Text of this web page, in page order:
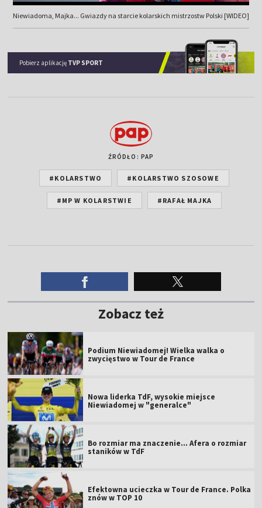
Niewiadoma, Majka... Gwiazdy na starcie kolarskich mistrzostw Polski [WIDEO]
Pobierz aplikację TVP SPORT
ŹRÓDŁO: PAP
#KOLARSTWO #KOLARSTWO SZOSOWE
#MP W KOLARSTWIE #RAFAŁ MAJKA
Zobacz też
Podium Niewiadomej! Wielka walka o
zwycięstwo w Tour de France
Nowa liderka TdF, wysokie miejsce
Niewiadomej w "generalce"
Bo rozmiar ma znaczenie... Afera o rozmiar
staników w TdF
Efektowna ucieczka w Tour de France. Polka
znów w TOP 10